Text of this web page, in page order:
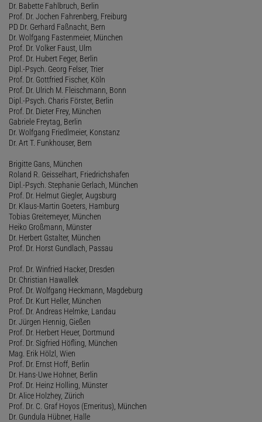
Dr. Babette Fahlbruch, Berlin
Prof. Dr. Jochen Fahrenberg, Freiburg
PD Dr. Gerhard Faßnacht, Bern
Dr. Wolfgang Fastenmeier, München
Prof. Dr. Volker Faust, Ulm
Prof. Dr. Hubert Feger, Berlin
Dipl.-Psych. Georg Felser, Trier
Prof. Dr. Gottfried Fischer, Köln
Prof. Dr. Ulrich M. Fleischmann, Bonn
Dipl.-Psych. Charis Förster, Berlin
Prof. Dr. Dieter Frey, München
Gabriele Freytag, Berlin
Dr. Wolfgang Friedlmeier, Konstanz
Dr. Art T. Funkhouser, Bern
Brigitte Gans, München
Roland R. Geisselhart, Friedrichshafen
Dipl.-Psych. Stephanie Gerlach, München
Prof. Dr. Helmut Giegler, Augsburg
Dr. Klaus-Martin Goeters, Hamburg
Tobias Greitemeyer, München
Heiko Großmann, Münster
Dr. Herbert Gstalter, München
Prof. Dr. Horst Gundlach, Passau
Prof. Dr. Winfried Hacker, Dresden
Dr. Christian Hawallek
Prof. Dr. Wolfgang Heckmann, Magdeburg
Prof. Dr. Kurt Heller, München
Prof. Dr. Andreas Helmke, Landau
Dr. Jürgen Hennig, Gießen
Prof. Dr. Herbert Heuer, Dortmund
Prof. Dr. Sigfried Höfling, München
Mag. Erik Hölzl, Wien
Prof. Dr. Ernst Hoff, Berlin
Dr. Hans-Uwe Hohner, Berlin
Prof. Dr. Heinz Holling, Münster
Dr. Alice Holzhey, Zürich
Prof. Dr. C. Graf Hoyos (Emeritus), München
Dr. Gundula Hübner, Halle